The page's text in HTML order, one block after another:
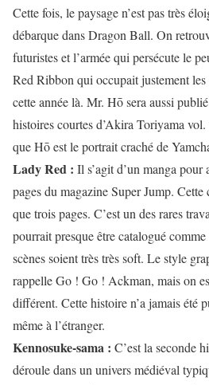
Cette fois, le paysage n’est pas très
débarque dans Dragon Ball. On
futuristes et l’armée qui persécute le
Red Ribbon qui occupait justement
cette année là. Mr. Hō sera aussi
histoires courtes d’Akira Toriyama
que Hō est le portrait craché de
Lady Red : Il s’agit d’un manga
pages du magazine Super Jump.
que trois pages. C’est un des rares
pourrait presque être catalogué
scènes soient très très soft. Le style
rappelle Go ! Go ! Ackman, mais on
différent. Cette histoire n’a jamais été
même à l’étranger.
Kennosuke-sama : C’est la seconde
déroule dans un univers médiéval